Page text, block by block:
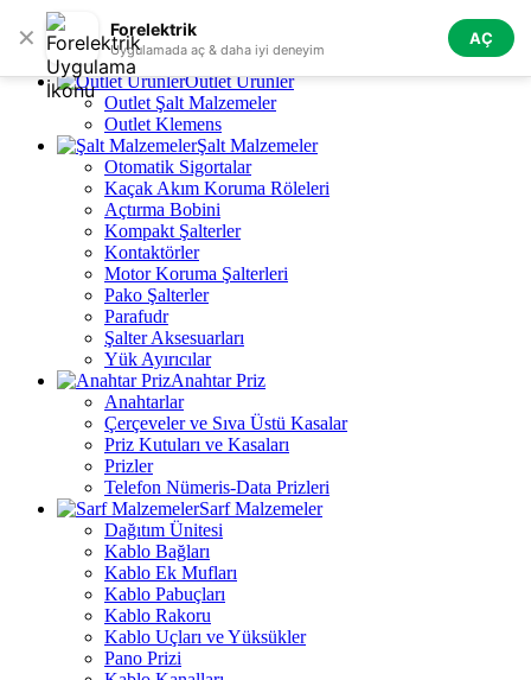
✕ Forelektrik
Uygulamada aç & daha iyi deneyim
AÇ
Skip to navigation Skip to main content
Tüm Kategoriler
Outlet Ürünler
Outlet Şalt Malzemeler
Outlet Klemens
Şalt Malzemeler
Otomatik Sigortalar
Kaçak Akım Koruma Röleleri
Açtırma Bobini
Kompakt Şalterler
Kontaktörler
Motor Koruma Şalterleri
Pako Şalterler
Parafudr
Şalter Aksesuarları
Yük Ayırıcılar
Anahtar Priz
Anahtarlar
Çerçeveler ve Sıva Üstü Kasalar
Priz Kutuları ve Kasaları
Prizler
Telefon Nümeris-Data Prizleri
Sarf Malzemeler
Dağıtım Ünitesi
Kablo Bağları
Kablo Ek Mufları
Kablo Pabuçları
Kablo Rakoru
Kablo Uçları ve Yüksükler
Pano Prizi